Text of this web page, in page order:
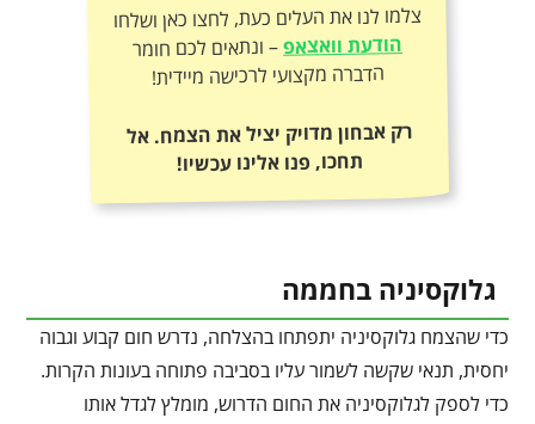
צלמו לנו את העלים כעת, לחצו כאן ושלחו
הודעת וואצאפ– ונתאים לכם חומר
הדברה מקצועי לרכישה מיידית!
רק אבחון מדויק יציל את הצמח. אל
תחכו, פנו אלינו עכשיו!
גלוקסיניה בחממה
כדי שהצמח גלוקסיניה יתפתחו בהצלחה, נדרש חום קבוע וגבוה
יחסית, תנאי שקשה לשמור עליו בסביבה פתוחה בעונות הקרות.
כדי לספק לגלוקסיניה את החום הדרוש, מומלץ לגדל אותו